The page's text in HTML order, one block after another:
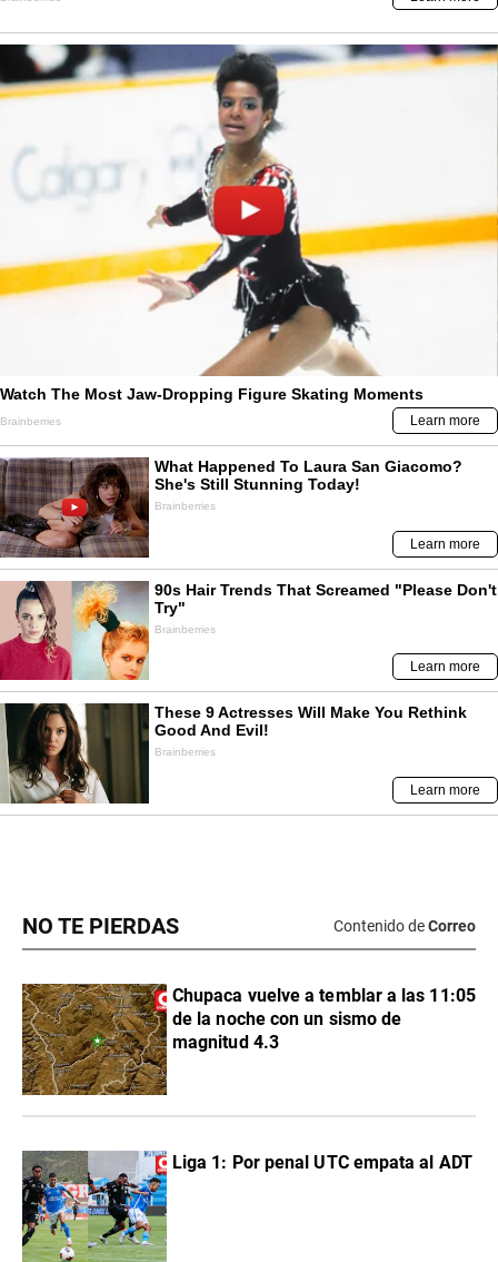
NO TE PIERDAS Contenido deCorreo
Chupaca vuelve a temblar a las 11:05
de la noche con un sismo de
magnitud 4.3
Liga 1: Por penal UTC empata al ADT